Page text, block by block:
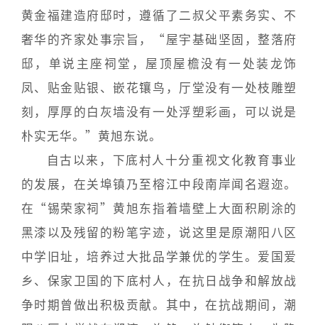
黄金福建造府邸时，遵循了二叔父平素务实、不
奢华的齐家处事宗旨，“屋宇基础坚固，整落府
邸，单说主座祠堂，屋顶屋檐没有一处装龙饰
凤、贴金贴银、嵌花镶鸟，厅堂没有一处枝雕塑
刻，厚厚的白灰墙没有一处浮塑彩画，可以说是
朴实无华。”黄旭东说。
自古以来，下底村人十分重视文化教育事业
的发展，在关埠镇乃至榕江中段南岸闻名遐迩。
在“锡荣家祠”黄旭东指着墙壁上大面积刷涂的
黑漆以及残留的粉笔字迹，说这里是原潮阳八区
中学旧址，培养过大批品学兼优的学生。爱国爱
乡、保家卫国的下底村人，在抗日战争和解放战
争时期曾做出积极贡献。其中，在抗战期间，潮